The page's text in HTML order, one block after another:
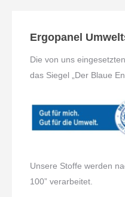
Ergopanel
Die von uns
das Siegel „Der Blaue
Unsere Stoffe werden
100” verarbeitet.